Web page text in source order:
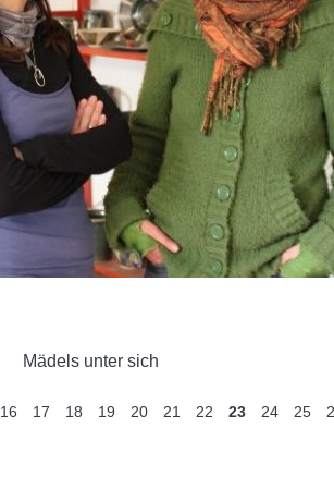
Mädels unter sich
16 17 18 19 20 21 22 23 24 25